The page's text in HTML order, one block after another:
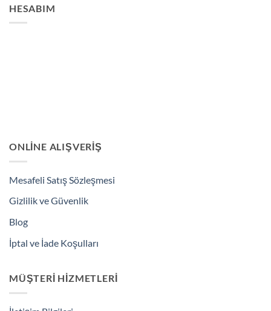
HESABIM
ONLINE ALIŞVERIŞ
Mesafeli Satış Sözleşmesi
Gizlilik ve Güvenlik
Blog
İptal ve İade Koşulları
MÜŞTERI HIZMETLERI